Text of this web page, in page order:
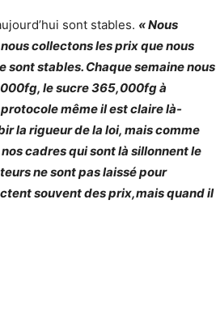
sont stables. « Nous
collectons les prix que nous
sont stables. Chaque semaine nous
le sucre 365,000fg à
même il est claire là-
la rigueur de la loi, mais comme
cadres qui sont là sillonnent le
ne sont pas laissé pour
souvent des prix,mais quand il